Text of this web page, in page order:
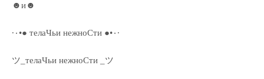
☻и☻
·٠•● телаЧьи нежноСти ●•٠·
ツ_телаЧьи нежноСти _ツ